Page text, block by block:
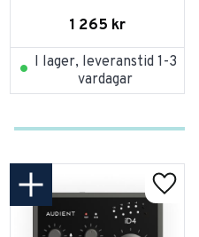
1 265 kr
I lager, leveranstid 1-3
vardagar